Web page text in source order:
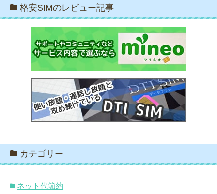
格安SIMのレビュー記事
カテゴリー
ネット代節約